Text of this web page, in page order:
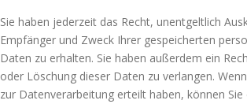
Sie haben jederzeit das Recht, unentgeltlich
Empfänger und Zweck Ihrer gespeicherten
Daten zu erhalten. Sie haben außerdem ein
oder Löschung dieser Daten zu verlangen.
zur Datenverarbeitung erteilt haben, können Sie